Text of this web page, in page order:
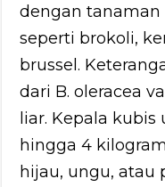
dengan tanaman
seperti brokoli,
brussel.
dari B. oleracea
liar. Kepala
hingga 4
hijau, ungu, atau